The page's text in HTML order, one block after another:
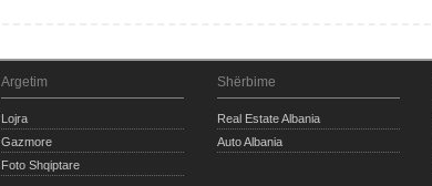
Argetim
Lojra
Gazmore
Foto Shqiptare
Shërbime
Real Estate Albania
Auto Albania